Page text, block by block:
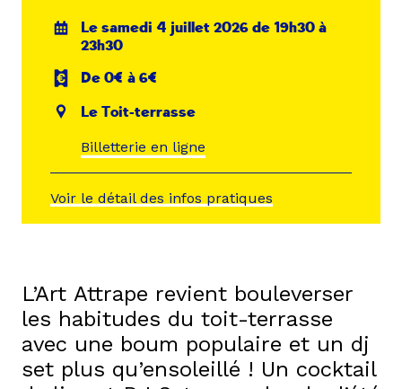
Le samedi 4 juillet 2026 de 19h30 à
23h30
De 0€ à 6€
Le Toit-terrasse
Billetterie en ligne
Voir le détail des infos pratiques
L’Art Attrape revient bouleverser
les habitudes du toit-terrasse
avec une boum populaire et un dj
set plus qu’ensoleillé ! Un cocktail